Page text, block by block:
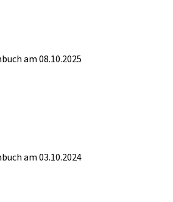
am 08.10.2025
am 03.10.2024